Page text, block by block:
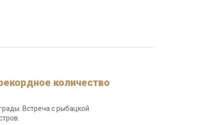
количество
Встреча с рыбацкой